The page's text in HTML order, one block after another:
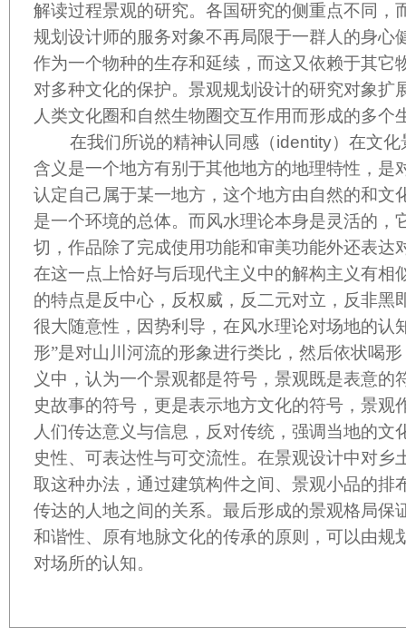
解读过程景观的研究。各国研究的侧重点不同，
规划设计师的服务对象不再局限于一群人的身心
作为一个物种的生存和延续，而这又依赖于其它
对多种文化的保护。景观规划设计的研究对象扩
人类文化圈和自然生物圈交互作用而形成的多个
在我们所说的精神认同感（identity）在文
含义是一个地方有别于其他地方的地理特性，是
认定自己属于某一地方，这个地方由自然的和文
是一个环境的总体。而风水理论本身是灵活的，
切，作品除了完成使用功能和审美功能外还表达
在这一点上恰好与后现代主义中的解构主义有相
的特点是反中心，反权威，反二元对立，反非黑
很大随意性，因势利导，在风水理论对场地的认
形”是对山川河流的形象进行类比，然后依状喝
义中，认为一个景观都是符号，景观既是表意的
史故事的符号，更是表示地方文化的符号，景观
人们传达意义与信息，反对传统，强调当地的文
史性、可表达性与可交流性。在景观设计中对乡
取这种办法，通过建筑构件之间、景观小品的排
传达的人地之间的关系。最后形成的景观格局保
和谐性、原有地脉文化的传承的原则，可以由规
对场所的认知。